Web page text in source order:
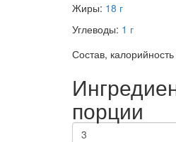
Жиры: 18 г
Углеводы: 1 г
Состав,
порции